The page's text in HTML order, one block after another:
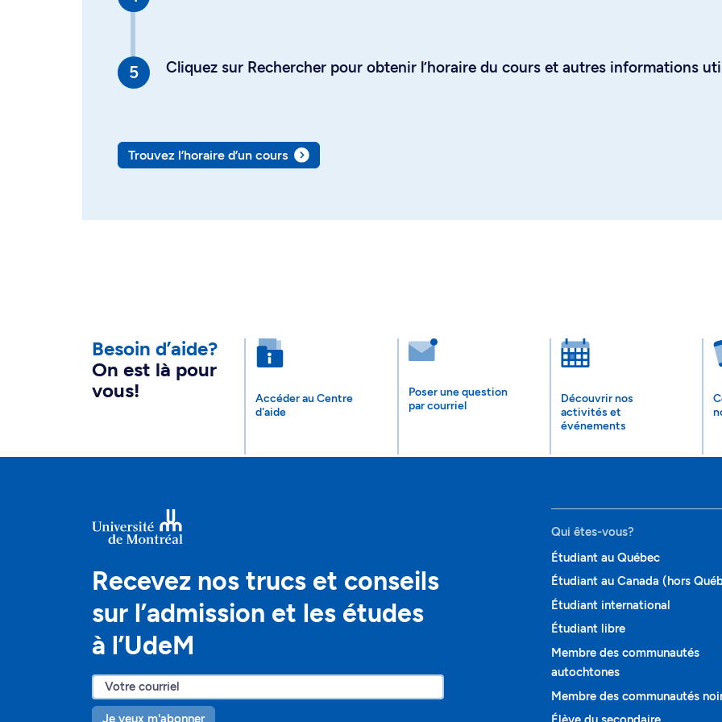
Cliquez sur Rechercher pour obtenir l’horaire du cours et autres informations
Trouvez l’horaire d’un cours
Besoin d’aide?
On est là pour
vous!
Accéder au Centre
d'aide
Poser une question
par courriel
Découvrir nos
activités et
événements
Recevez nos trucs et conseils
sur l’admission et les études
à l’UdeM
Je veux m'abonner
Qui êtes-vous?
Étudiant au Québec
Étudiant au Canada (hors
Étudiant international
Étudiant libre
Membre des communautés
autochtones
Membre des communautés